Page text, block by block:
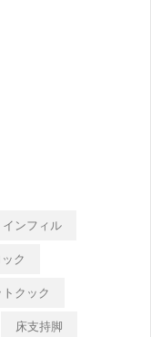
ンフィル
ク
トクック
床支持脚